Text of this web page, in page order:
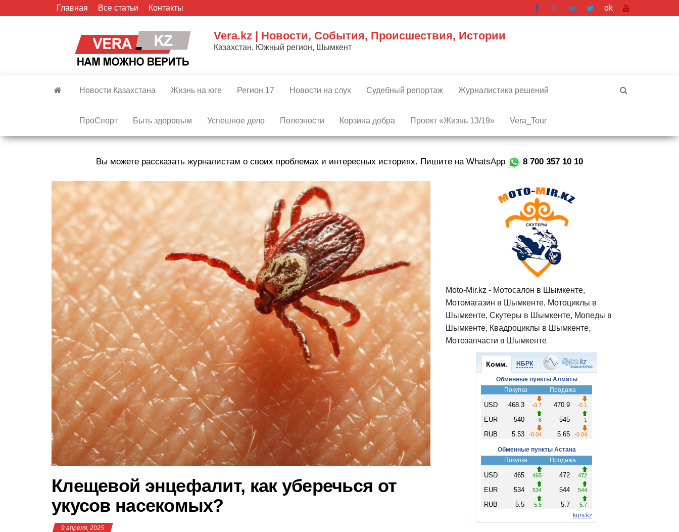
Главная Все статьи Контакты ok
Vera.kz | Новости, События, Происшествия, Истории
Казахстан, Южный регион, Шымкент
Новости Казахстана Жизнь на юге Регион 17 Новости на слух Судебный репортаж Журналистика решений
ПроСпорт Быть здоровым Успешное дело Полезности Корзина добра Проект «Жизнь 13/19» Vera_Tour
Вы можете рассказать журналистам о своих проблемах и интересных историях. Пишите на WhatsApp 8 700 357 10 10
Клещевой энцефалит, как уберечься от
укусов насекомых?
9 апреля, 2025
Moto-Mir.kz - Мотосалон в Шымкенте,
Мотомагазин в Шымкенте, Мотоциклы в
Шымкенте, Скутеры в Шымкенте, Мопеды в
Шымкенте, Квадроциклы в Шымкенте,
Мотозапчасти в Шымкенте